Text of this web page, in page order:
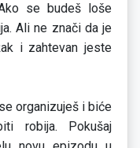
se budeš loše
Ali ne znači da je
i zahtevan jeste
organizuješ i biće
robija. Pokušaj